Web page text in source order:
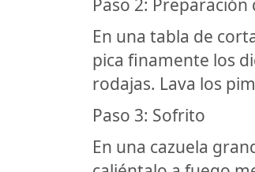
Paso 2:
En una tabla de
pica finamente los
rodajas. Lava los
Paso 3: Sofrito
En una cazuela